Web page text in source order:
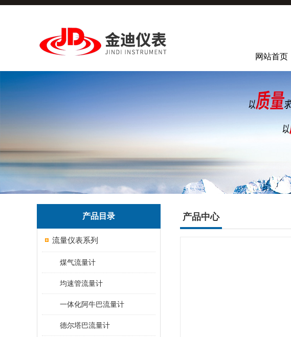
网站首页
产品目录
流量仪表系列
煤气流量计
均速管流量计
一体化阿牛巴流量计
德尔塔巴流量计
产品中心